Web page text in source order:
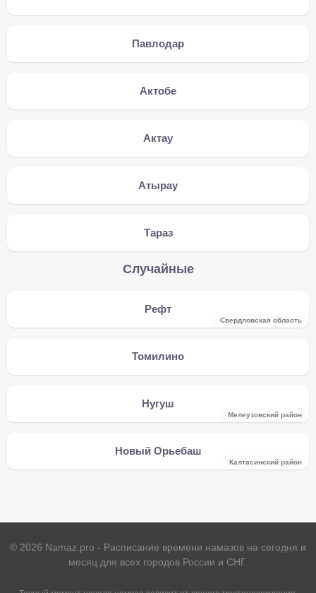
Павлодар
Актобе
Актау
Атырау
Тараз
Случайные
Рефт
Свердловская область
Томилино
Нугуш
Мелеузовский район
Новый Орьебаш
Калтасинский район
© 2026 Namaz.pro - Расписание времени намазов на сегодня и
месяц для всех городов России и СНГ.